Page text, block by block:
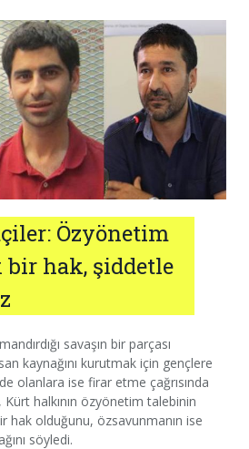
Özyönetim
hak, şiddetle
savaşın bir parçası
kaynağını kurutmak için gençlere
olanlara ise firar etme çağrısında
halkının özyönetim talebinin
hak olduğunu, özsavunmanın ise
söyledi.